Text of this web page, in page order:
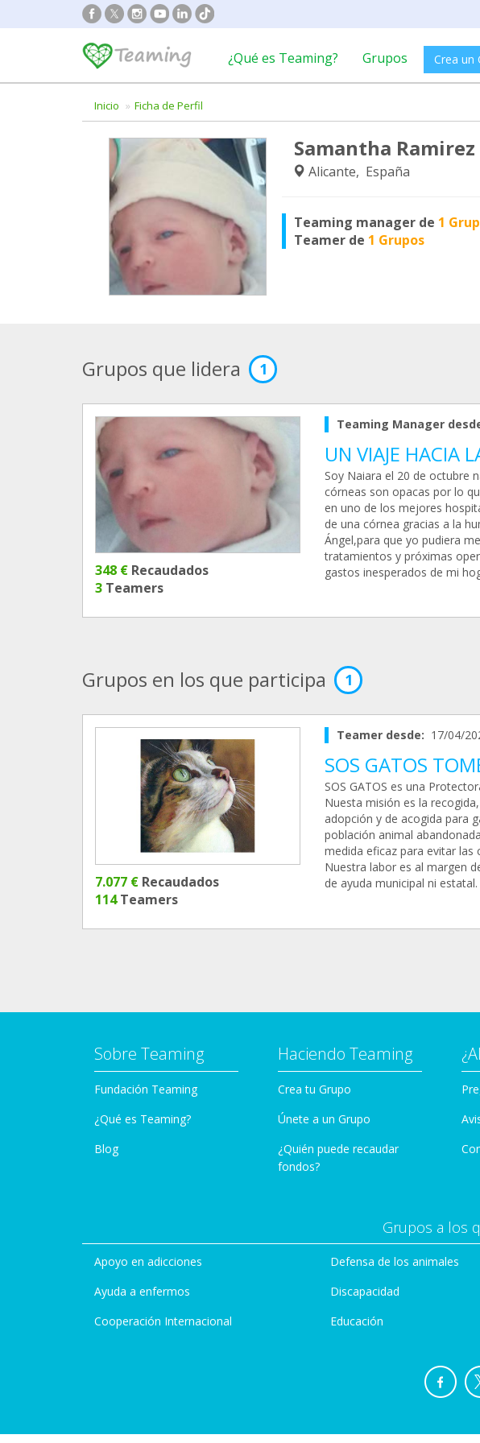
¿Qué es Teaming? Grupos Crea un
Inicio Ficha de Perfil
Samantha Ramirez
Alicante, España
Teaming manager de 1
Teamer de 1 Grupos
Grupos que lidera 1
348 € Recaudados
3 Teamers
Teaming Manager
UN VIAJE HACIA
Soy Naiara el 20 de octubre
córneas son opacas por lo
en uno de los mejores
de una córnea gracias a la
Ángel,para que yo pudiera
tratamientos y próximas
gastos inesperados de mi
Grupos en los que participa 1
7.077 € Recaudados
114Teamers
Teamer desde: 17/04/
SOS GATOS
SOS GATOS es una
Nuesta misión es la
adopción y de acogida para
población animal
medida eficaz para evitar las
Nuestra labor es al margen
de ayuda municipal ni estatal.
Sobre Teaming
Fundación Teaming
¿Qué es Teaming?
Blog
Haciendo Teaming
Crea tu Grupo
Únete a un Grupo
¿Quién puede recaudar
fondos?
Grupos a los
Apoyo en adicciones
Ayuda a enfermos
Cooperación Internacional
Defensa de los animales
Discapacidad
Educación